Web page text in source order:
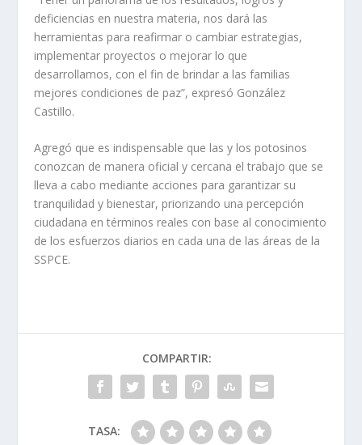
deficiencias en nuestra materia, nos dará las
herramientas para reafirmar o cambiar estrategias,
implementar proyectos o mejorar lo que
desarrollamos, con el fin de brindar a las familias
mejores condiciones de paz”, expresó González
Castillo.
Agregó que es indispensable que las y los potosinos
conozcan de manera oficial y cercana el trabajo que se
lleva a cabo mediante acciones para garantizar su
tranquilidad y bienestar, priorizando una percepción
ciudadana en términos reales con base al conocimiento
de los esfuerzos diarios en cada una de las áreas de la
SSPCE.
COMPARTIR:
TASA: